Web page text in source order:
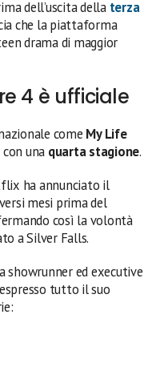
dell’uscita della terza
che la piattaforma
drama di maggior
4 è ufficiale
come My Life
una quarta stagione.
ha annunciato il
mesi prima del
così la volontà
a Silver Falls.
ed executive
tutto il suo